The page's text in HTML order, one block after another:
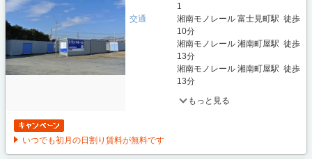
1
交通
湘南モノレール 富士見町駅 徒歩
10分
湘南モノレール 湘南町屋駅 徒歩
13分
湘南モノレール 湘南町屋駅 徒歩
13分
もっと見る
いつでも初月の日割り賃料が無料です